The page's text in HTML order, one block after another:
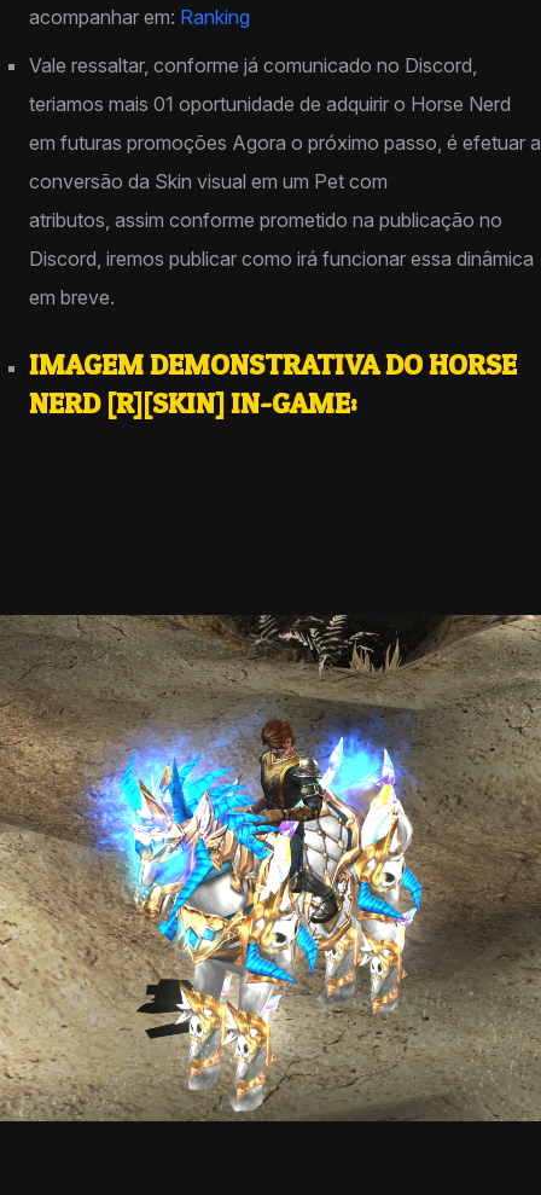
acompanhar em: Ranking
Vale ressaltar, conforme já comunicado no Discord,
teriamos mais 01 oportunidade de adquirir o Horse Nerd
em futuras promoções Agora o próximo passo, é efetuar a
conversão da Skin visual em um Pet com
atributos, assim conforme prometido na publicação no
Discord, iremos publicar como irá funcionar essa dinâmica
em breve.
IMAGEM DEMONSTRATIVA DO HORSE
NERD [R][SKIN] IN-GAME: